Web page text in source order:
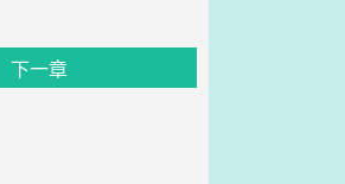
下一章